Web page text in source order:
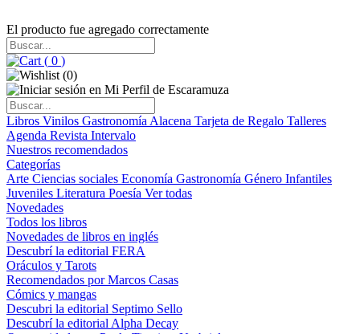
El producto fue agregado correctamente
( 0 )
(0)
Libros Vinilos Gastronomía Alacena Tarjeta de Regalo Talleres
Agenda Revista Intervalo
Nuestros recomendados
Categorías
Arte Ciencias sociales Economía Gastronomía Género Infantiles
Juveniles Literatura Poesía Ver todas
Novedades
Todos los libros
Novedades de libros en inglés
Descubrí la editorial FERA
Oráculos y Tarots
Recomendados por Marcos Casas
Cómics y mangas
Descubri la editorial Septimo Sello
Descubrí la editorial Alpha Decay